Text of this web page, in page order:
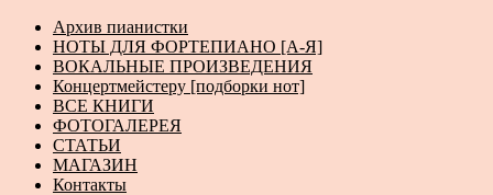
Архив пианистки
НОТЫ ДЛЯ ФОРТЕПИАНО [А-Я]
ВОКАЛЬНЫЕ ПРОИЗВЕДЕНИЯ
Концертмейстеру [подборки нот]
ВСЕ КНИГИ
ФОТОГАЛЕРЕЯ
СТАТЬИ
МАГАЗИН
Контакты